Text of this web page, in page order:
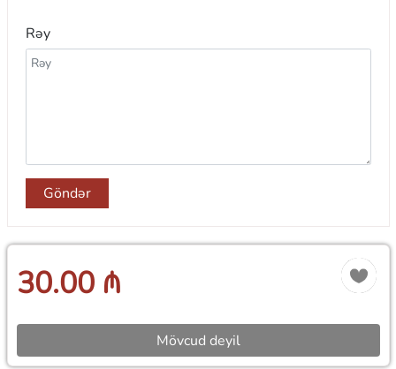
Rəy
Göndər
30.00 ₼
Mövcud deyil